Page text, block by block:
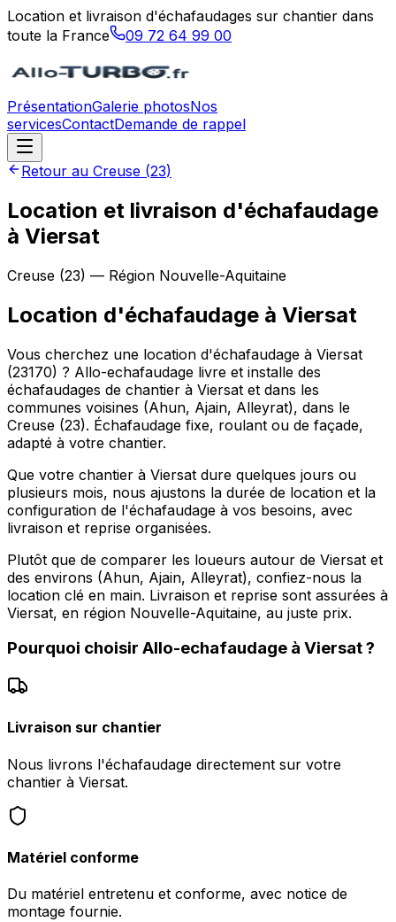
Location et livraison d'échafaudages sur chantier dans
toute la France
09 72 64 99 00
PrésentationGalerie photosNos
servicesContactDemande de rappel
Retour au Creuse (23)
Location et livraison d'échafaudage
à Viersat
Creuse (23) — Région Nouvelle-Aquitaine
Location d'échafaudage à Viersat
Vous cherchez une location d'échafaudage à Viersat
(23170) ? Allo-echafaudage livre et installe des
échafaudages de chantier à Viersat et dans les
communes voisines (Ahun, Ajain, Alleyrat), dans le
Creuse (23). Échafaudage fixe, roulant ou de façade,
adapté à votre chantier.
Que votre chantier à Viersat dure quelques jours ou
plusieurs mois, nous ajustons la durée de location et la
configuration de l'échafaudage à vos besoins, avec
livraison et reprise organisées.
Plutôt que de comparer les loueurs autour de Viersat et
des environs (Ahun, Ajain, Alleyrat), confiez-nous la
location clé en main. Livraison et reprise sont assurées à
Viersat, en région Nouvelle-Aquitaine, au juste prix.
Pourquoi choisir Allo-echafaudage à Viersat?
Livraison sur chantier
Nous livrons l'échafaudage directement sur votre
chantier à Viersat.
Matériel conforme
Du matériel entretenu et conforme, avec notice de
montage fournie.